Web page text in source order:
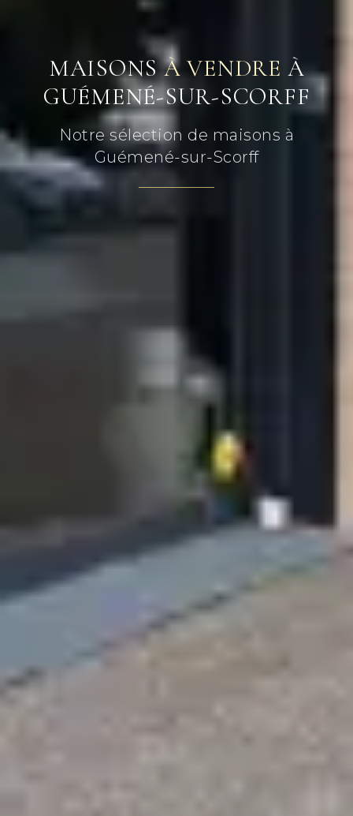
MAISONS À VENDRE À
GUÉMENÉ-SUR-SCORFF
Notre sélection de maisons à
Guémené-sur-Scorff